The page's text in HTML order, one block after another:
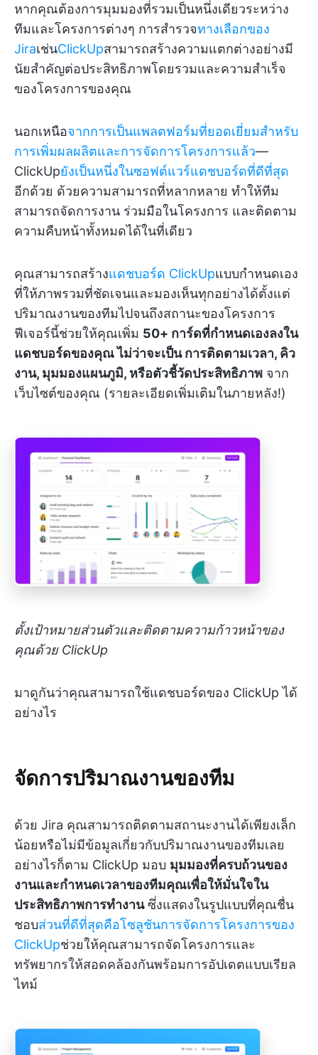
หากคุณต้องการมุมมองที่รวมเป็นหนึ่งเดียวระหว่าง
ทีมและโครงการต่างๆ การสำรวจทางเลือกของ
Jiraเช่นClickUpสามารถสร้างความแตกต่างอย่างมี
นัยสำคัญต่อประสิทธิภาพโดยรวมและความสำเร็จ
ของโครงการของคุณ
นอกเหนือจากการเป็นแพลตฟอร์มที่ยอดเยี่ยมสำหรับ
การเพิ่มผลผลิตและการจัดการโครงการแล้ว—
ClickUpยังเป็นหนึ่งในซอฟต์แวร์แดชบอร์ดที่ดีที่สุด
อีกด้วย ด้วยความสามารถที่หลากหลาย ทำให้ทีม
สามารถจัดการงาน ร่วมมือในโครงการ และติดตาม
ความคืบหน้าทั้งหมดได้ในที่เดียว
คุณสามารถสร้างแดชบอร์ด ClickUpแบบกำหนดเอง
ที่ให้ภาพรวมที่ชัดเจนและมองเห็นทุกอย่างได้ตั้งแต่
ปริมาณงานของทีมไปจนถึงสถานะของโครงการ
ฟีเจอร์นี้ช่วยให้คุณเพิ่ม 50+ การ์ดที่กำหนดเองลงใน
แดชบอร์ดของคุณ ไม่ว่าจะเป็น การติดตามเวลา, คิว
งาน, มุมมองแผนภูมิ, หรือตัวชี้วัดประสิทธิภาพ จาก
เว็บไซต์ของคุณ (รายละเอียดเพิ่มเติมในภายหลัง!)
ตั้งเป้าหมายส่วนตัวและติดตามความก้าวหน้าของ
คุณด้วย ClickUp
มาดูกันว่าคุณสามารถใช้แดชบอร์ดของ ClickUp ได้
อย่างไร
จัดการปริมาณงานของทีม
ด้วย Jira คุณสามารถติดตามสถานะงานได้เพียงเล็ก
น้อยหรือไม่มีข้อมูลเกี่ยวกับปริมาณงานของทีมเลย
อย่างไรก็ตาม ClickUp มอบ มุมมองที่ครบถ้วนของ
งานและกำหนดเวลาของทีมคุณเพื่อให้มั่นใจใน
ประสิทธิภาพการทำงานซึ่งแสดงในรูปแบบที่คุณชื่น
ชอบส่วนที่ดีที่สุดคือโซลูชันการจัดการโครงการของ
ClickUpช่วยให้คุณสามารถจัดโครงการและ
ทรัพยากรให้สอดคล้องกันพร้อมการอัปเดตแบบเรียล
ไทม์